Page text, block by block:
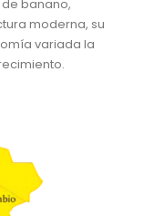
banano,
moderna, su
variada la